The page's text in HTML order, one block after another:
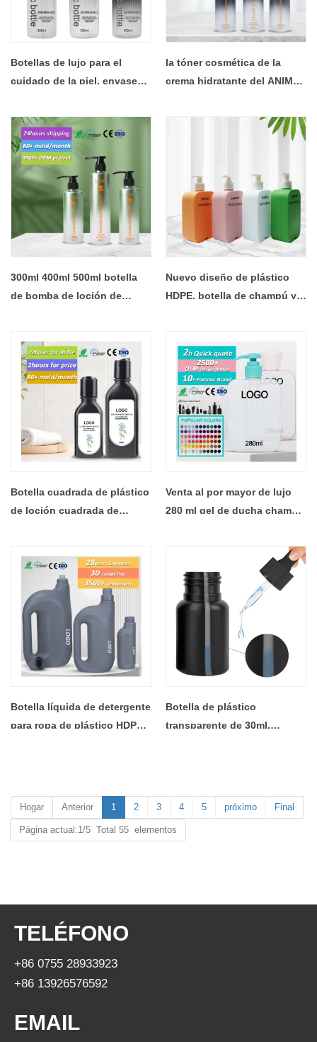
Botellas de lujo para el
cuidado de la piel, envases
bomba de loción de Color
degradado negro, botella de
plástico para crema
hidratante
la tóner cosmética de la
crema hidratante del ANIMAL
del color negro de 350ml
400ml 500ml embotella el
300ml 400ml 500ml botella
de bomba de loción de
lujo con gradiente verde
esmerilado transparente
mate
Nuevo diseño de plástico
HDPE, botella de champú y
esmerilado de 300ml con
bomba, botella de plástico
para el cuidado de la cara
Botella cuadrada de plástico
de loción cuadrada de
cosméticas vacías de
plástico de 100ml y 200ml
Venta al por mayor de lujo
280 ml gel de ducha champú
loción corporal botella de
bomba de embalaje de
plástico cuadrado plano
Botella líquida de detergente
para ropa de plástico HDPE
Botella de plástico
transparente de 30ml,
de aceite esencial
Hogar Anterior 1 2 3 4 5 próximo Final
Página actual:1/5 Total 55 elementos
TELÉFONO
+86 0755 28933923
+86 13926576592
EMAIL